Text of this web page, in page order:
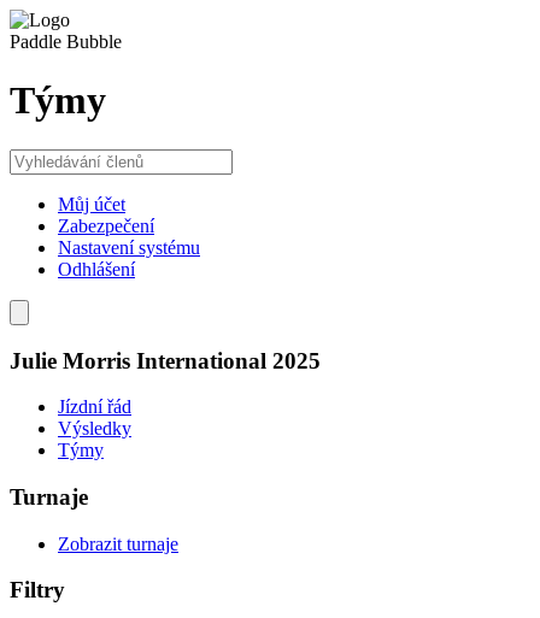
Paddle Bubble
Týmy
Můj účet
Zabezpečení
Nastavení systému
Odhlášení
Julie Morris International 2025
Jízdní řád
Výsledky
Týmy
Turnaje
Zobrazit turnaje
Filtry